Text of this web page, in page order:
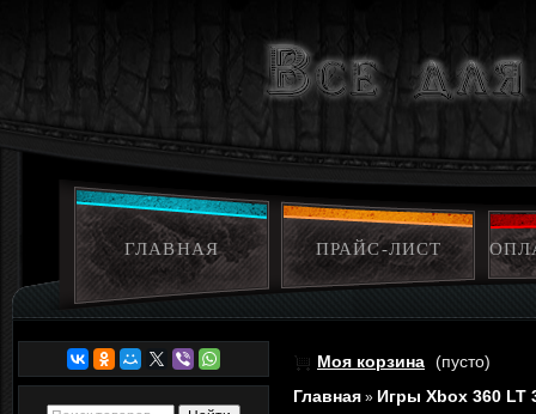
ГЛАВНАЯ ПРАЙС-ЛИСТ
Моя корзина (пусто)
Главная » Игры Xbox 360 LT